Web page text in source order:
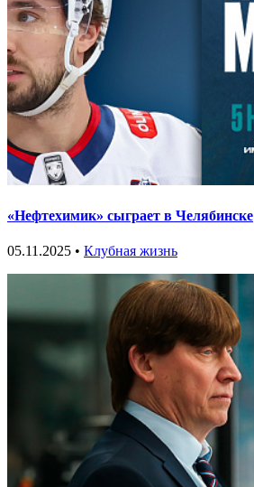
«Нефтехимик» сыграет в Челябинске
05.11.2025 • Клубная жизнь